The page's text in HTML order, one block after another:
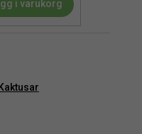
40
i varukorg
Kaktusar